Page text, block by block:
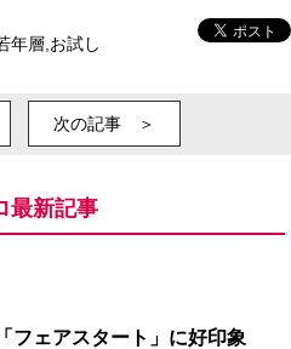
年層 お試し
次の記事 ＞
最新記事
フェアスタート」に好印象